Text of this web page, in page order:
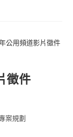
徵件
案規劃